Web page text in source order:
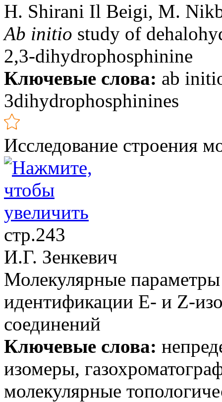
H. Shirani Il Beigi, M.
Ab initio study of
2,3-dihydrophosphinine
Ключевые слова: ab
3dihydrophosphinines
Исследование строения
стр.243
И.Г. Зенкевич
Молекулярные параметры
идентификации Е- и Z-
соединений
Ключевые слова:
изомеры,
молекулярные